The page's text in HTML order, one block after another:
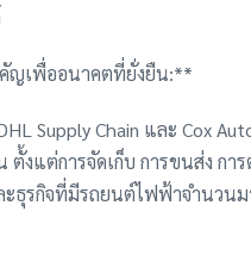
ญเพื่ออนาคตที่ยั่งยืน:**
Supply Chain และ Cox
งแต่การจัดเก็บ การขนส่ง กา
ธุรกิจที่มีรถยนต์ไฟฟ้าจำนวนม